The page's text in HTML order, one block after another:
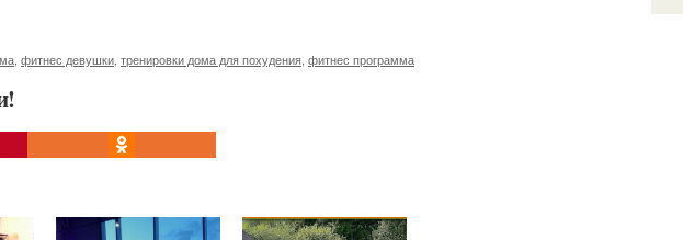
фитнес девушки тренировки дома для похудения фитнес программа